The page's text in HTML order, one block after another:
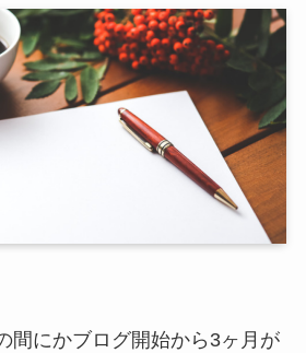
間にかブログ開始から3ヶ月が